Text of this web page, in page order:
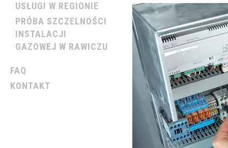
USŁUGI W REGIONIE
PRÓBA SZCZELNOŚCI
INSTALACJI
GAZOWEJ W RAWICZU
FAQ
KONTAKT